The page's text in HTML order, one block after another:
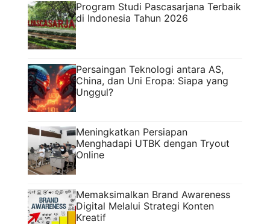
Program Studi Pascasarjana Terbaik
di Indonesia Tahun 2026
Persaingan Teknologi antara AS,
China, dan Uni Eropa: Siapa yang
Unggul?
Meningkatkan Persiapan
Menghadapi UTBK dengan Tryout
Online
Memaksimalkan Brand Awareness
Digital Melalui Strategi Konten
Kreatif